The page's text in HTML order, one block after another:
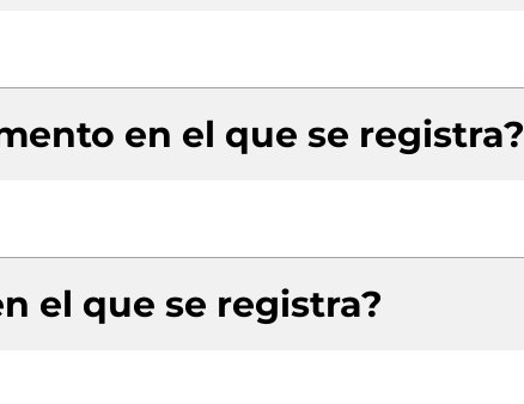
en el que se registra?
el que se registra?